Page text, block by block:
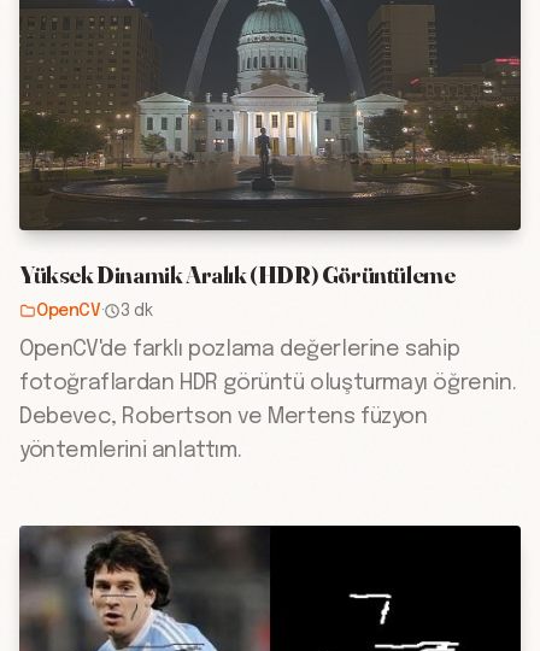
Yüksek Dinamik Aralık (HDR) Görüntüleme
OpenCV· 3 dk
OpenCV'de farklı pozlama değerlerine sahip
fotoğraflardan HDR görüntü oluşturmayı öğrenin.
Debevec, Robertson ve Mertens füzyon
yöntemlerini anlattım.